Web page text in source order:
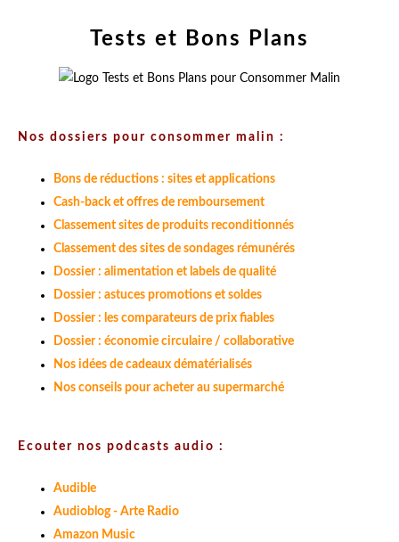
Tests et Bons Plans
Nos dossiers pour consommer malin :
Bons de réductions : sites et applications
Cash-back et offres de remboursement
Classement sites de produits reconditionnés
Classement des sites de sondages rémunérés
Dossier : alimentation et labels de qualité
Dossier : astuces promotions et soldes
Dossier : les comparateurs de prix fiables
Dossier : économie circulaire / collaborative
Nos idées de cadeaux dématérialisés
Nos conseils pour acheter au supermarché
Ecouter nos podcasts audio :
Audible
Audioblog - Arte Radio
Amazon Music